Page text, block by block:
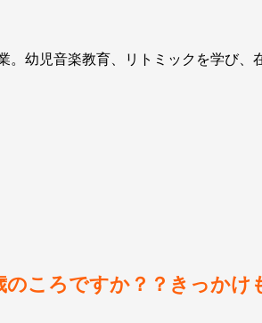
。幼児音楽教育、リトミックを学び
ころですか？？きっかけ